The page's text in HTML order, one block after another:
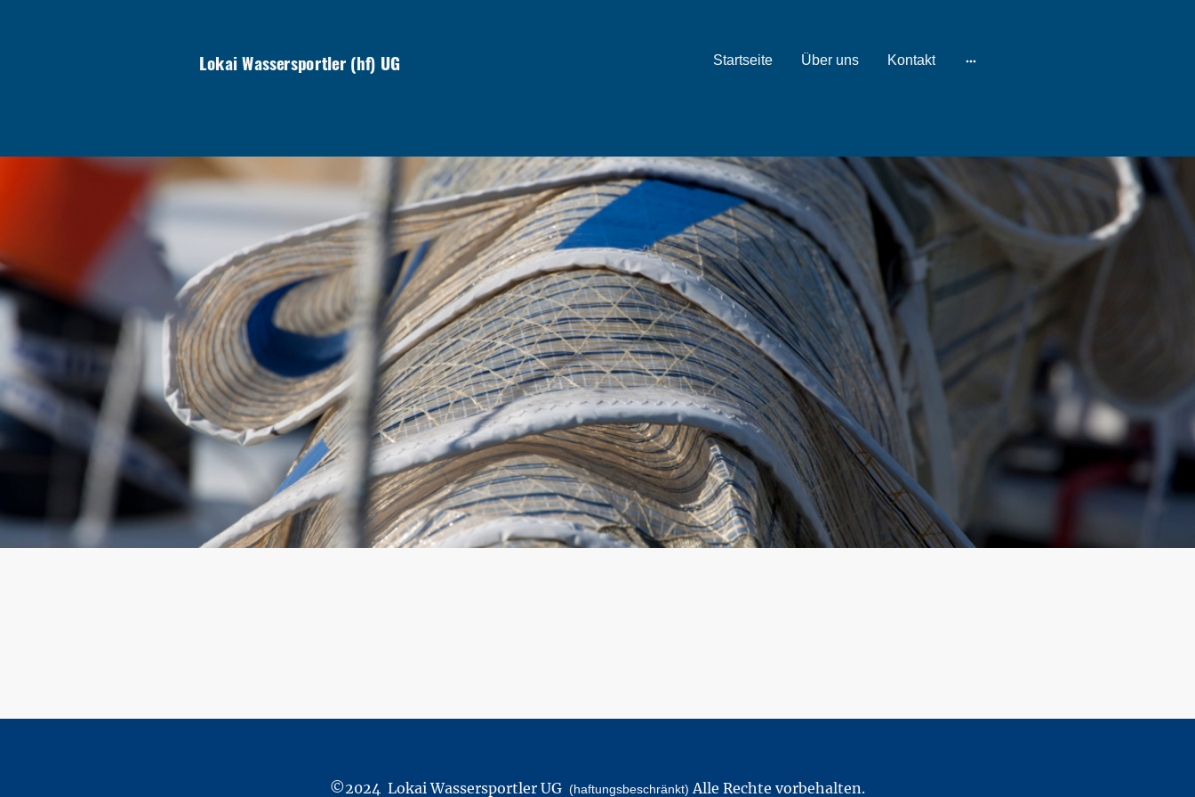
Lokai Wassersportler (hf) UG Startseite Über uns Kontakt
©2024 Lokai Wassersportler UG (haftungsbeschränkt) Alle Rechte vorbehalten.